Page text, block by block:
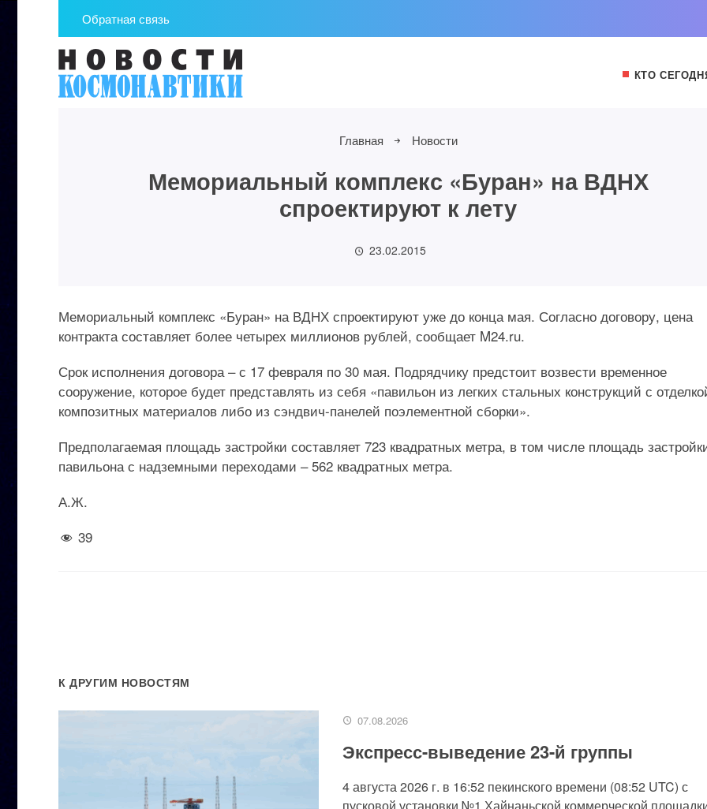
Обратная связь
КТО
Главная Новости
Мемориальный комплекс «Буран» на ВДНХ
спроектируют к лету
23.02.2015
Мемориальный комплекс «Буран» на ВДНХ спроектируют уже до конца мая. Согласно договору, цена
контракта составляет более четырех миллионов рублей, сообщает M24.ru.
Срок исполнения договора – с 17 февраля по 30 мая. Подрядчику предстоит возвести временное
сооружение, которое будет представлять из себя «павильон из легких стальных конструкций с
композитных материалов либо из сэндвич-панелей поэлементной сборки».
Предполагаемая площадь застройки составляет 723 квадратных метра, в том числе площадь
павильона с надземными переходами – 562 квадратных метра.
А.Ж.
39
К ДРУГИМ НОВОСТЯМ
07.08.2026
Экспресс-выведение 23-й группы
4 августа 2026 г. в 16:52 пекинского времени (08:52 UTC) с
пусковой установки №1 Хайнаньской коммерческой